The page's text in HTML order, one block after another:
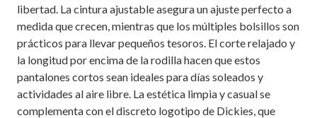
libertad. La cintura ajustable asegura un ajuste perfecto a
medida que crecen, mientras que los múltiples bolsillos son
prácticos para llevar pequeños tesoros. El corte relajado y
la longitud por encima de la rodilla hacen que estos
pantalones cortos sean ideales para días soleados y
actividades al aire libre. La estética limpia y casual se
complementa con el discreto logotipo de Dickies, que